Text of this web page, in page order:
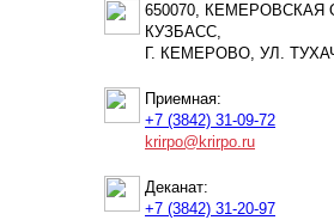
650070, КЕМЕРОВСКАЯ
КУЗБАСС,
Г. КЕМЕРОВО, УЛ.
Приемная:
+7 (3842) 31-09-72
krirpo@krirpo.ru
Деканат:
+7 (3842) 31-20-97